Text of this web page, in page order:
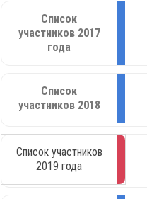
Список
участников 2017
года
Список
участников 2018
Список участников
2019 года